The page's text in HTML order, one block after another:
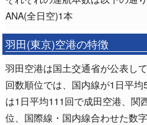
ANA(全日空)1本
羽田(東京)空港の特徴
羽田空港は国土交通省が公表し
回数順位では、国内線が1日平
は1日平均111回で成田空港、関
位、国際線・国内線合わせた数